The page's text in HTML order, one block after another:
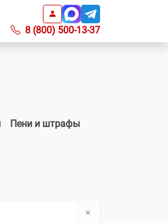
8 (800) 500-13-37
Пени и штрафы